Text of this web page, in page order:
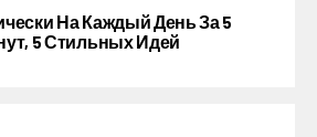
На Каждый День За 5
5 Стильных Идей